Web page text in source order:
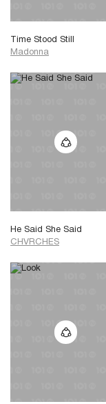
Time Stood Still
Madonna
He Said She Said
CHVRCHES